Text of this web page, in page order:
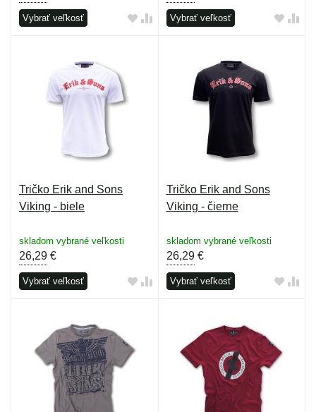
Vybrať veľkosť Vybrať veľkosť
Tričko Erik and Sons
Viking - biele
skladom vybrané veľkosti
26,29 €
Vybrať veľkosť
Tričko Erik and Sons
Viking - čierne
skladom vybrané veľkosti
26,29€
Vybrať veľkosť